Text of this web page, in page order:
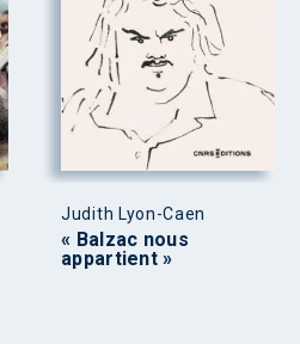
Judith Lyon-Caen
« Balzac nous
appartient »